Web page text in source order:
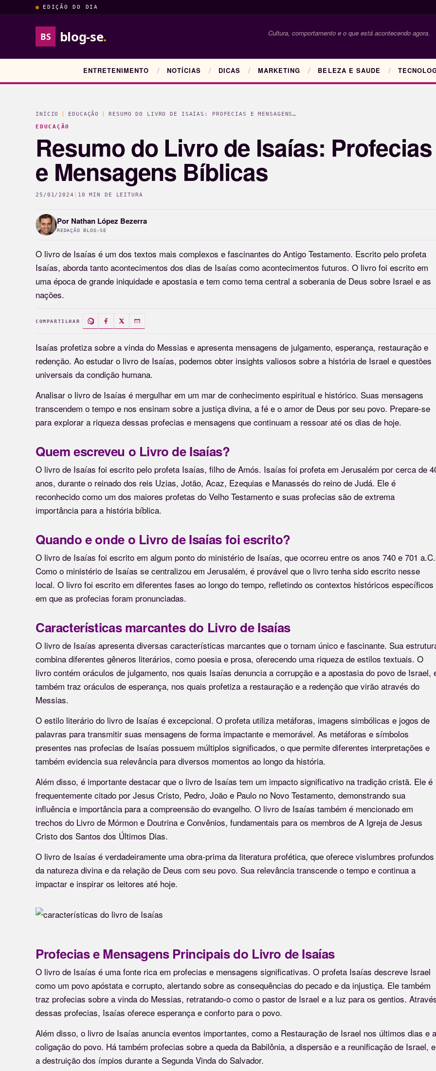
EDIÇÃO DO DIA
BS blog-se. Cultura, comportamento e o que está acontecendo agora.
ENTRETENIMENTO NOTÍCIAS DICAS MARKETING BELEZA E SAUDE
INÍCIO EDUCAÇÃO
RESUMO DO LIVRO DE ISAÍAS: PROFECIAS E MENSAGENS…
EDUCAÇÃO
Resumo do Livro de Isaías: Profecias
e Mensagens Bíblicas
25/01/2024 10 MIN DE LEITURA
Por Nathan López Bezerra
REDAÇÃO BLOG-SE
O livro de Isaías é um dos textos mais complexos e fascinantes do Antigo Testamento. Escrito pelo profeta
Isaías, aborda tanto acontecimentos dos dias de Isaías como acontecimentos futuros. O livro foi escrito em
uma época de grande iniquidade e apostasia e tem como tema central a soberania de Deus sobre Israel e as
nações.
COMPARTILHAR
Isaías profetiza sobre a vinda do Messias e apresenta mensagens de julgamento, esperança, restauração e
redenção. Ao estudar o livro de Isaías, podemos obter insights valiosos sobre a história de Israel e questões
universais da condição humana.
Analisar o livro de Isaías é mergulhar em um mar de conhecimento espiritual e histórico. Suas mensagens
transcendem o tempo e nos ensinam sobre a justiça divina, a fé e o amor de Deus por seu povo. Prepare-se
para explorar a riqueza dessas profecias e mensagens que continuam a ressoar até os dias de hoje.
Quem escreveu o Livro de Isaías?
O livro de Isaías foi escrito pelo profeta Isaías, filho de Amós. Isaías foi profeta em Jerusalém por cerca de
anos, durante o reinado dos reis Uzias, Jotão, Acaz, Ezequias e Manassés do reino de Judá. Ele é
reconhecido como um dos maiores profetas do Velho Testamento e suas profecias são de extrema
importância para a história bíblica.
Quando e onde o Livro de Isaías foi escrito?
O livro de Isaías foi escrito em algum ponto do ministério de Isaías, que ocorreu entre os anos 740 e 701 a.C.
Como o ministério de Isaías se centralizou em Jerusalém, é provável que o livro tenha sido escrito nesse
local. O livro foi escrito em diferentes fases ao longo do tempo, refletindo os contextos históricos específicos
em que as profecias foram pronunciadas.
Características marcantes do Livro de Isaías
O livro de Isaías apresenta diversas características marcantes que o tornam único e fascinante. Sua
combina diferentes gêneros literários, como poesia e prosa, oferecendo uma riqueza de estilos textuais. O
livro contém oráculos de julgamento, nos quais Isaías denuncia a corrupção e a apostasia do povo de Israel,
também traz oráculos de esperança, nos quais profetiza a restauração e a redenção que virão através do
Messias.
O estilo literário do livro de Isaías é excepcional. O profeta utiliza metáforas, imagens simbólicas e jogos de
palavras para transmitir suas mensagens de forma impactante e memorável. As metáforas e símbolos
presentes nas profecias de Isaías possuem múltiplos significados, o que permite diferentes interpretações e
também evidencia sua relevância para diversos momentos ao longo da história.
Além disso, é importante destacar que o livro de Isaías tem um impacto significativo na tradição cristã. Ele é
frequentemente citado por Jesus Cristo, Pedro, João e Paulo no Novo Testamento, demonstrando sua
influência e importância para a compreensão do evangelho. O livro de Isaías também é mencionado em
trechos do Livro de Mórmon e Doutrina e Convênios, fundamentais para os membros de A Igreja de Jesus
Cristo dos Santos dos Últimos Dias.
O livro de Isaías é verdadeiramente uma obra-prima da literatura profética, que oferece vislumbres profundos
da natureza divina e da relação de Deus com seu povo. Sua relevância transcende o tempo e continua a
impactar e inspirar os leitores até hoje.
Profecias e Mensagens Principais do Livro de Isaías
O livro de Isaías é uma fonte rica em profecias e mensagens significativas. O profeta Isaías descreve Israel
como um povo apóstata e corrupto, alertando sobre as consequências do pecado e da injustiça. Ele também
traz profecias sobre a vinda do Messias, retratando-o como o pastor de Israel e a luz para os gentios.
dessas profecias, Isaías oferece esperança e conforto para o povo.
Além disso, o livro de Isaías anuncia eventos importantes, como a Restauração de Israel nos últimos dias e a
coligação do povo. Há também profecias sobre a queda da Babilônia, a dispersão e a reunificação de Israel, e
a destruição dos ímpios durante a Segunda Vinda do Salvador.